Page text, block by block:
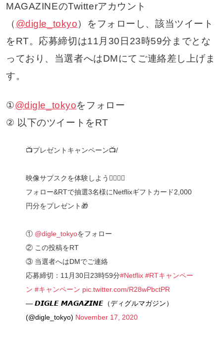
MAGAZINEのTwitterアカウント
（ @digle_tokyo）をフォローし、該当ツイート
をRT。応募締切は11月30日23時59分までとな
っており、当選者へはDMにてご連絡差し上げま
す。
①@digle_tokyoをフォロー
② 以下のツイートをRT
📺プレゼントキャンペーン📺/
映像サブスクを体験しよう🦸‍♂️🦹‍♂️
フォロー&RTで抽選3名様にNetflixギフトカード2,000
円分をプレゼント🎁
① @digle_tokyoをフォロー
② この投稿をRT
③ 当選者へはDMでご連絡
応募締切：11月30日23時59分#Netflix #RTキャンペー
ン #キャンペーン pic.twitter.com/R28wPbctPR
— 𝘿𝙄𝙂𝙇𝙀 𝙈𝘼𝙂𝘼𝙕𝙄𝙉𝙀（ディグルマガジン）
(@digle_tokyo) November 17, 2020